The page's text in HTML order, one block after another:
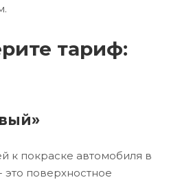
тариф:
к покраске автомобиля в
это поверхностное